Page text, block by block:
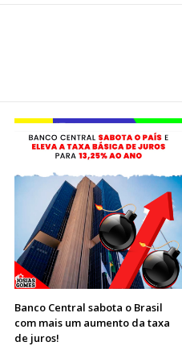
Banco Central sabota o Brasil
com mais um aumento da taxa
de juros!